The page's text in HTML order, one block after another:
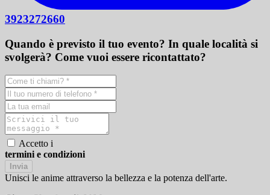
3923272660
Quando è previsto il tuo evento? In quale località si
svolgerà? Come vuoi essere ricontattato?
Accetto i
termini e condizioni
Invia
Unisci le anime attraverso la bellezza e la potenza dell'arte.